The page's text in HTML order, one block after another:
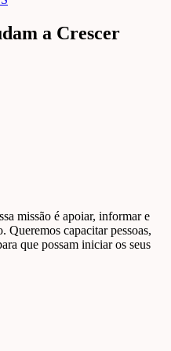
a Crescer
missão é apoiar, informar e
Queremos capacitar pessoas,
que possam iniciar os seus